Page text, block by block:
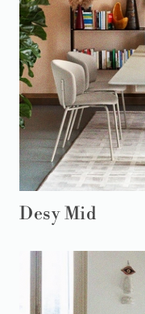
Desy Mid